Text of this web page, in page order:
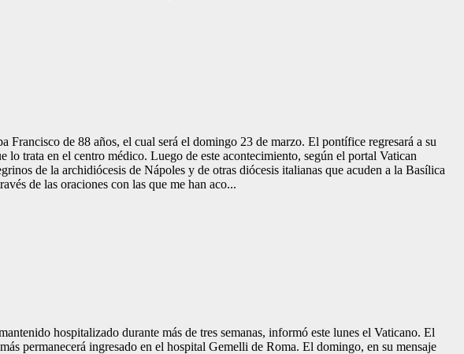
de 88 años, el cual será el domingo 23 de marzo. El pontífice regresará a su
trata en el centro médico. Luego de este acontecimiento, según el portal Vatican
de la archidiócesis de Nápoles y de otras diócesis italianas que acuden a la Basílica
de las oraciones con las que me han aco...
hospitalizado durante más de tres semanas, informó este lunes el Vaticano. El
permanecerá ingresado en el hospital Gemelli de Roma. El domingo, en su mensaje